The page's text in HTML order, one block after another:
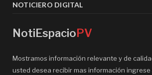
NOTICIERO DIGITAL
NotiEspacio PV
Mostramos información relevante y de
usted desea recibir mas información